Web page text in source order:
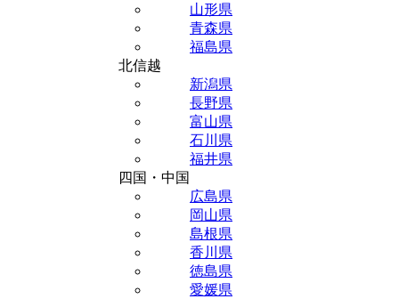
山形県
青森県
福島県
北信越
新潟県
長野県
富山県
石川県
福井県
四国・中国
広島県
岡山県
島根県
香川県
徳島県
愛媛県